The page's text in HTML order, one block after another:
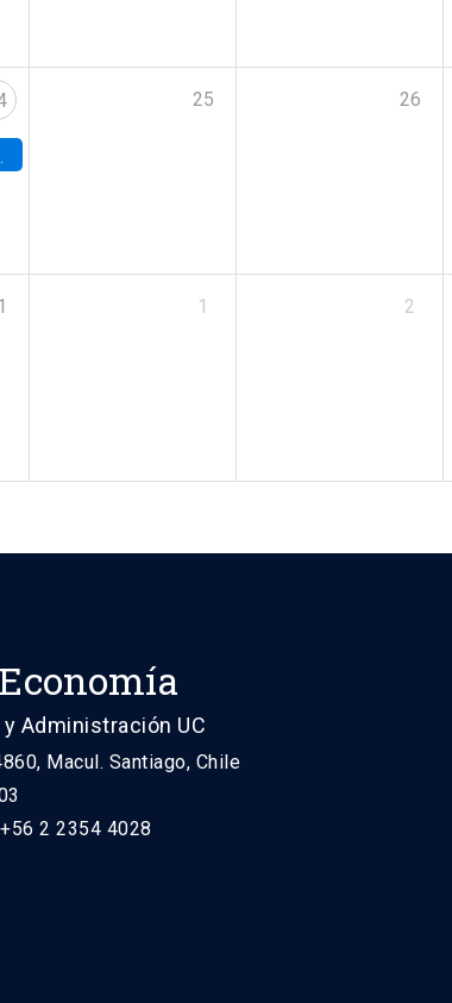
25 26
1 2
Administración UC
Macul. Santiago, Chile
2 2354 4028